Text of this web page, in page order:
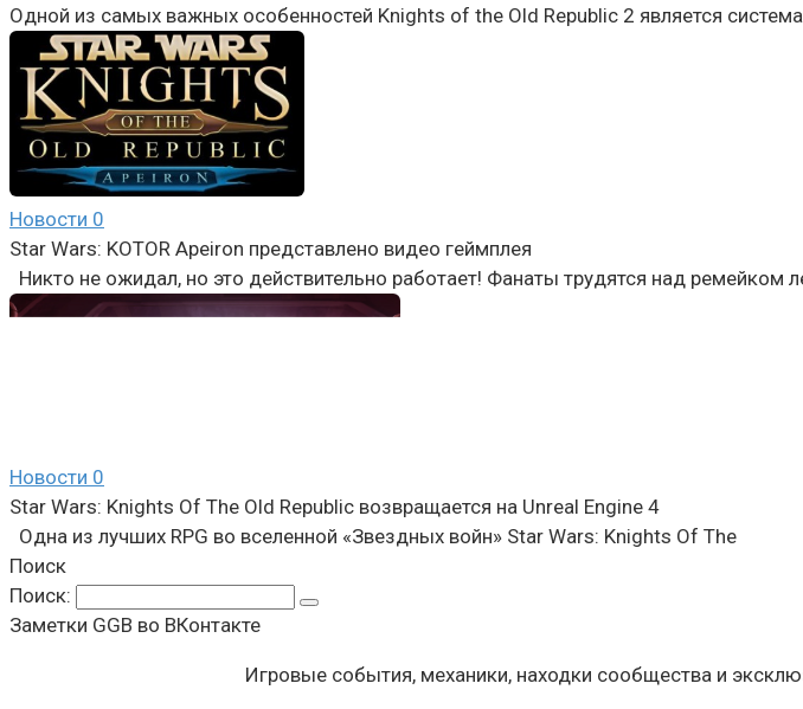
Одной из самых важных особенностей Knights of the Old Republic 2 является
Новости 0
Star Wars: KOTOR Apeiron представлено видео геймплея
Никто не ожидал, но это действительно работает! Фанаты трудятся над ремейком
Новости 0
Star Wars: Knights Of The Old Republic возвращается на Unreal Engine 4
Одна из лучших RPG во вселенной «Звездных войн» Star Wars: Knights Of The
Поиск
Поиск:
Заметки GGB во ВКонтакте
Игровые события, механики, находки сообщества и